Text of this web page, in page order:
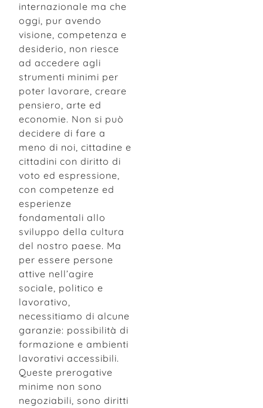
internazionale ma che
oggi, pur avendo
visione, competenza e
desiderio, non riesce
ad accedere agli
strumenti minimi per
poter lavorare, creare
pensiero, arte ed
economie. Non si può
decidere di fare a
meno di noi, cittadine e
cittadini con diritto di
voto ed espressione,
con competenze ed
esperienze
fondamentali allo
sviluppo della cultura
del nostro paese. Ma
per essere persone
attive nell’agire
sociale, politico e
lavorativo,
necessitiamo di alcune
garanzie: possibilità di
formazione e ambienti
lavorativi accessibili.
Queste prerogative
minime non sono
negoziabili, sono diritti